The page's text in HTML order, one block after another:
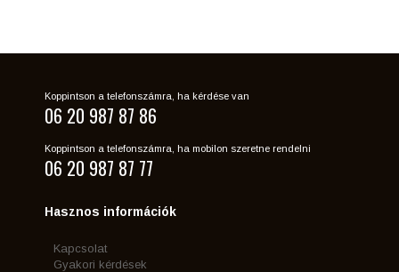
Koppintson a telefonszámra, ha kérdése van
06 20 987 87 86
Koppintson a telefonszámra, ha mobilon szeretne rendelni
06 20 987 87 77
Hasznos információk
Kapcsolat
Gyakori kérdések